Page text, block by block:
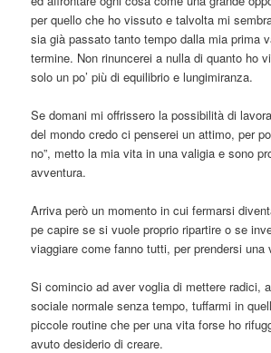
per quello che ho vissuto e talvolta mi
sia già passato tanto tempo dalla mia prima
termine. Non rinuncerei a nulla di quanto ho
solo un po’ più di equilibrio e lungimiranza.
Se domani mi offrissero la possibilità di
del mondo credo ci penserei un attimo, per
no”, metto la mia vita in una valigia e sono
avventura.
Arriva però un momento in cui fermarsi
pe capire se si vuole proprio ripartire o se
viaggiare come fanno tutti, per prendersi una
Si comincio ad aver voglia di mettere radici,
sociale normale senza tempo, tuffarmi in
piccole routine che per una vita forse ho
avuto desiderio di creare.